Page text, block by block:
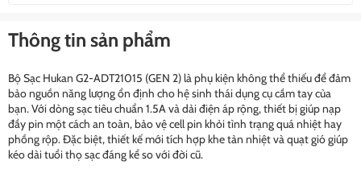
Thông tin sản phẩm
Bộ Sạc Hukan G2-ADT21015 (GEN 2) là phụ kiện không thể thiếu để đảm
bảo nguồn năng lượng ổn định cho hệ sinh thái dụng cụ cầm tay của
bạn. Với dòng sạc tiêu chuẩn 1.5A và dải điện áp rộng, thiết bị giúp nạp
đầy pin một cách an toàn, bảo vệ cell pin khỏi tình trạng quá nhiệt hay
phồng rộp. Đặc biệt, thiết kế mới tích hợp khe tản nhiệt và quạt gió giúp
kéo dài tuổi thọ sạc đáng kể so với đời cũ.